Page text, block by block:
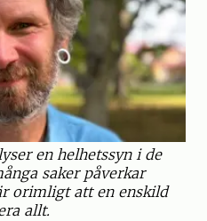
en helhetssyn i de
saker påverkar
orimligt att en enskild
allt.